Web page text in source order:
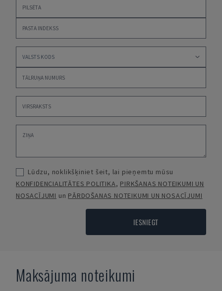
Lūdzu, noklikšķiniet šeit, lai pieņemtu mūsu
KONFIDENCIALITĀTES POLITIKA, PIRKŠANAS NOTEIKUMI UN
NOSACĪJUMI un PĀRDOŠANAS NOTEIKUMI UN NOSACĪJUMI
IESNIEGT
Maksājuma noteikumi